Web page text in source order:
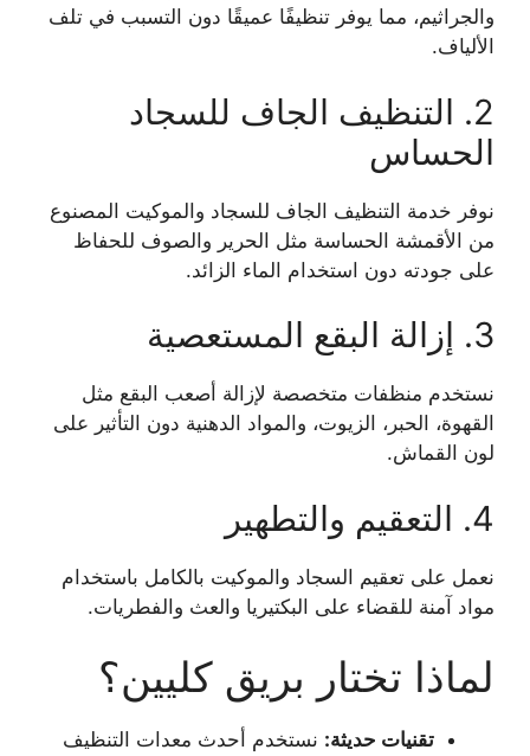
والجراثيم، مما يوفر تنظيفًا عميقًا دون التسبب في تلف
الألياف.
2. التنظيف الجاف للسجاد
الحساس
نوفر خدمة التنظيف الجاف للسجاد والموكيت المصنوع
من الأقمشة الحساسة مثل الحرير والصوف للحفاظ
على جودته دون استخدام الماء الزائد.
3. إزالة البقع المستعصية
نستخدم منظفات متخصصة لإزالة أصعب البقع مثل
القهوة، الحبر، الزيوت، والمواد الدهنية دون التأثير على
لون القماش.
4. التعقيم والتطهير
نعمل على تعقيم السجاد والموكيت بالكامل باستخدام
مواد آمنة للقضاء على البكتيريا والعث والفطريات.
لماذا تختار بريق كليين؟
تقنيات حديثة: نستخدم أحدث معدات التنظيف